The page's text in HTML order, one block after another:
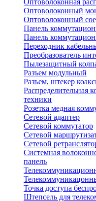
Оптоволоконная
Оптоволоконный
Оптоволоконный
Панель
Панель
Переходник
Преобразователь
Пылезащитный
Разъем модульный
Разъем, штекер
Распределительная
техники
Розетка медная
Сетевой адаптер
Сетевой коммутатор
Сетевой
Сетевой
Системная
панель
Точка доступа
Штепсель для